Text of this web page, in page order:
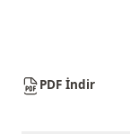
PDF İndir